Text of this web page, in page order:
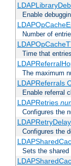
Enable
Number of
Time that
The maximum
LDAPReferrals
Enable referral
LDAPRetries
Configures the
LDAPRetryDelay
Configures the
Sets the